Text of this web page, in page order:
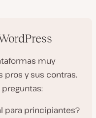
muy
pros y sus contras.
para principiantes?